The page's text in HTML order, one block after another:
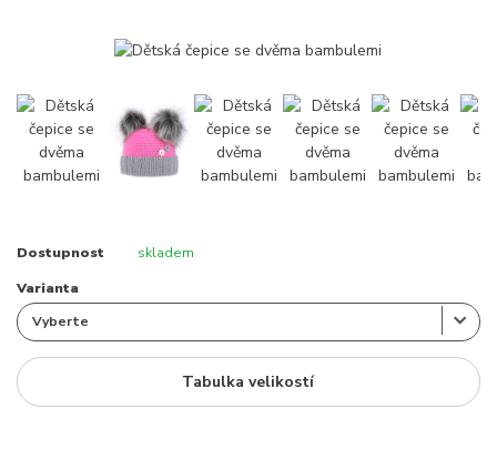
Dostupnost skladem
Varianta
Tabulka velikostí